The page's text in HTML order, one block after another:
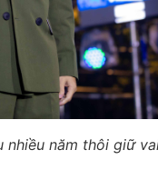
nhiều năm thôi giữ